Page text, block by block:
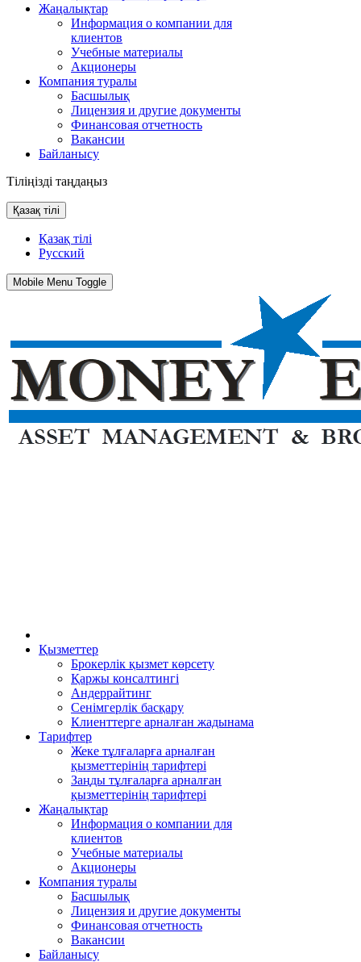
Жаңалықтар
Информация о компании для
клиентов
Учебные материалы
Акционеры
Компания туралы
Басшылық
Лицензия и другие документы
Финансовая отчетность
Вакансии
Байланысу
Тіліңізді таңдаңыз
Қазақ тілі
Қазақ тілі
Русский
Mobile Menu Toggle
Қызметтер
Брокерлік қызмет көрсету
Қаржы консалтингі
Андеррайтинг
Сенімгерлік басқару
Клиенттерге арналған жадынама
Тарифтер
Жеке тұлғаларға арналған
қызметтерінің тарифтері
Заңды тұлғаларға арналған
қызметтерінің тарифтері
Жаңалықтар
Информация о компании для
клиентов
Учебные материалы
Акционеры
Компания туралы
Басшылық
Лицензия и другие документы
Финансовая отчетность
Вакансии
Байланысу